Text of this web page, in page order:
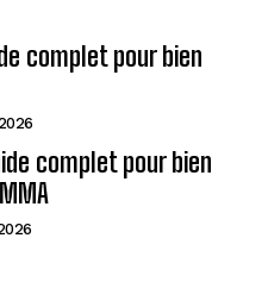
complet pour bien
complet pour bien